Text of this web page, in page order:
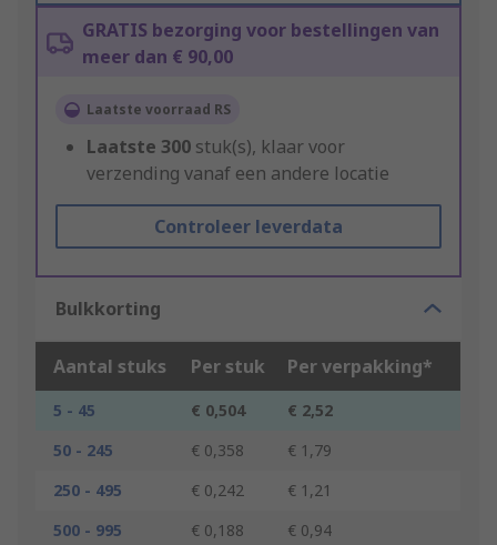
GRATIS bezorging voor bestellingen van
meer dan € 90,00
Laatste voorraad RS
Laatste 300 stuk(s), klaar voor
verzending vanaf een andere locatie
Controleer leverdata
Bulkkorting
Aantal stuks Per stuk Per verpakking*
5 - 45 € 0,504
€ 2,52
50 - 245
€ 0,358
€ 1,79
250 - 495
€ 0,242
€ 1,21
500 - 995
€ 0,188
€ 0,94